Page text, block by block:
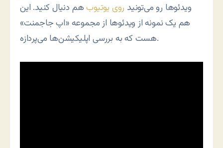
ویدئوها رو می‌تونید روی یوتیوبهم دنیال کنید. این
هم یک نمونه از ویدئوها از مجموعه «اپ جاجمنت»
هست که به بررسی اپلیکیشن‌ها می‌پردازه.